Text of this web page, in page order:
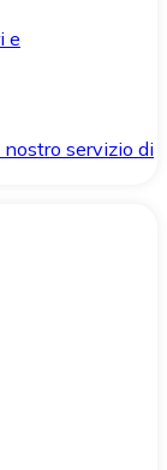
e
servizio di